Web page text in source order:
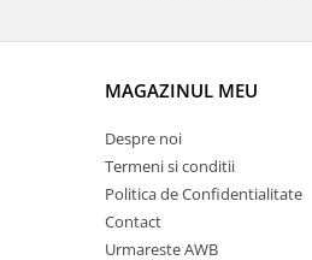
MAGAZINUL MEU
Despre noi
Termeni si conditii
Politica de Confidentialitate
Contact
Urmareste AWB